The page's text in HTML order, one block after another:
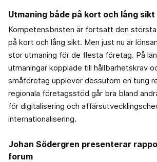
Utmaning både på kort och lång sikt
Kompetensbristen är fortsatt den
på kort och lång sikt. Men just nu är
stor utmaning för de flesta företag. På
utmaningar kopplade till hållbarhetskrav
småföretag upplever dessutom en tung
regionala företagsstöd går bra bland
för digitalisering och
internationalisering.
Johan Södergren presenterar
forum